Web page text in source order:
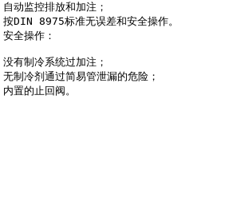
自动监控排放和加注；
按DIN 8975标准无误差和安全操作。
安全操作：
没有制冷系统过加注；
无制冷剂通过简易管泄漏的危险；
内置的止回阀。